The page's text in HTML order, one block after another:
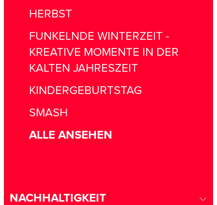
HERBST
FUNKELNDE WINTERZEIT -
KREATIVE MOMENTE IN DER
KALTEN JAHRESZEIT
KINDERGEBURTSTAG
SMASH
ALLE ANSEHEN
NACHHALTIGKEIT